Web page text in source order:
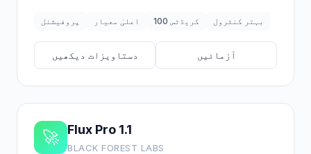
پروفیشنل اعلیٰ معیار 100 کریڈٹس بہتر کنٹرول
دستاویزات دیکھیں آزمائیں
🚀 Flux Pro 1.1
BLACK FOREST LABS